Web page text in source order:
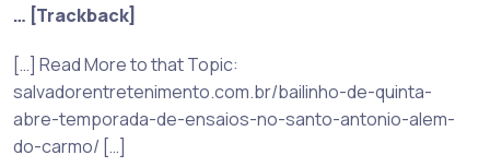
… [Trackback]
[…] Read More to that Topic:
salvadorentretenimento.com.br/bailinho-de-quinta-
abre-temporada-de-ensaios-no-santo-antonio-alem-
do-carmo/ […]